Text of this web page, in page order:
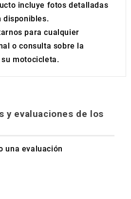
incluye fotos detalladas
disponibles.
para cualquier
o consulta sobre la
motocicleta.
y evaluaciones de los
una evaluación